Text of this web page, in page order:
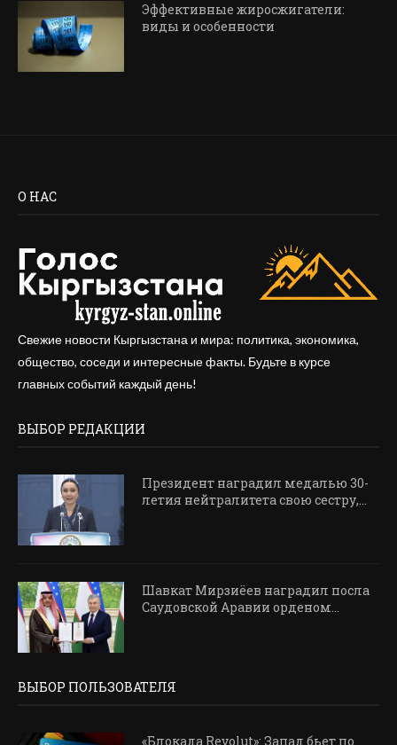
Эффективные жиросжигатели:
виды и особенности
О НАС
Свежие новости Кыргызстана и мира: политика, экономика,
общество, соседи и интересные факты. Будьте в курсе
главных событий каждый день!
ВЫБОР РЕДАКЦИИ
Президент наградил медалью 30-
летия нейтралитета свою сестру,...
Шавкат Мирзиёев наградил посла
Саудовской Аравии орденом...
ВЫБОР ПОЛЬЗОВАТЕЛЯ
«Блокада Revolut»: Запад бьет по